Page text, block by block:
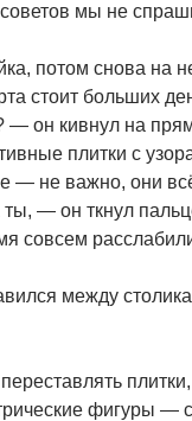
мы не
потом снова на
стоит больших
— он кивнул на
плитки с
— не важно, они
ты, — он ткнул
совсем
между
фигуры —